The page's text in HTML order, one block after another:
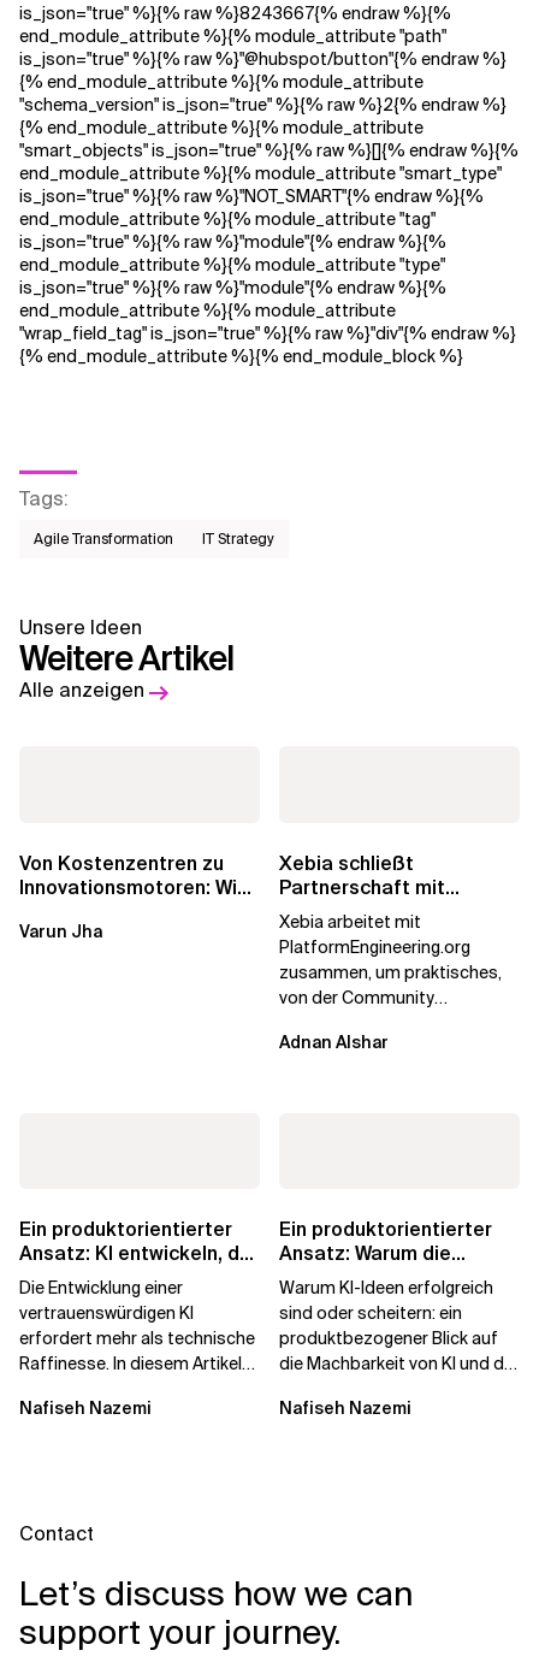
is_json="true" %}{% raw %}8243667{% endraw %}{%
end_module_attribute %}{% module_attribute "path"
is_json="true" %}{% raw %}"@hubspot/button"{% endraw %}
{% end_module_attribute %}{% module_attribute
"schema_version" is_json="true" %}{% raw %}2{% endraw %}
{% end_module_attribute %}{% module_attribute
"smart_objects" is_json="true" %}{% raw %}[]{% endraw %}{%
end_module_attribute %}{% module_attribute "smart_type"
is_json="true" %}{% raw %}"NOT_SMART"{% endraw %}{%
end_module_attribute %}{% module_attribute "tag"
is_json="true" %}{% raw %}"module"{% endraw %}{%
end_module_attribute %}{% module_attribute "type"
is_json="true" %}{% raw %}"module"{% endraw %}{%
end_module_attribute %}{% module_attribute
"wrap_field_tag" is_json="true" %}{% raw %}"div"{% endraw %}
{% end_module_attribute %}{% end_module_block %}
Tags:
Agile Transformation IT Strategy
Unsere Ideen
Weitere Artikel
Alle anzeigen
Von Kostenzentren zu
Innovationsmotoren: Wie
umgeschrieben...
Varun Jha
Xebia schließt
Partnerschaft mit
PlatformEngineering.org
Xebia arbeitet mit
PlatformEngineering.org
zusammen, um praktisches,
von der Community
Engineering voranzutreiben,
Adnan Alshar
Ein produktorientierter
Ansatz: KI entwickeln, der
die Menschen vertrauen
Die Entwicklung einer
vertrauenswürdigen KI
erfordert mehr als technische
Raffinesse. In diesem Artikel
Begehrlichkeit von KI...
Nafiseh Nazemi
Ein produktorientierter
Ansatz: Warum die
Machbarkeit von KI
darüber...
Warum KI-Ideen erfolgreich
sind oder scheitern: ein
produktbezogener Blick auf
die Machbarkeit von KI und die
verarbeiten, und...
Nafiseh Nazemi
Contact
Let’s discuss how we can
support your journey.